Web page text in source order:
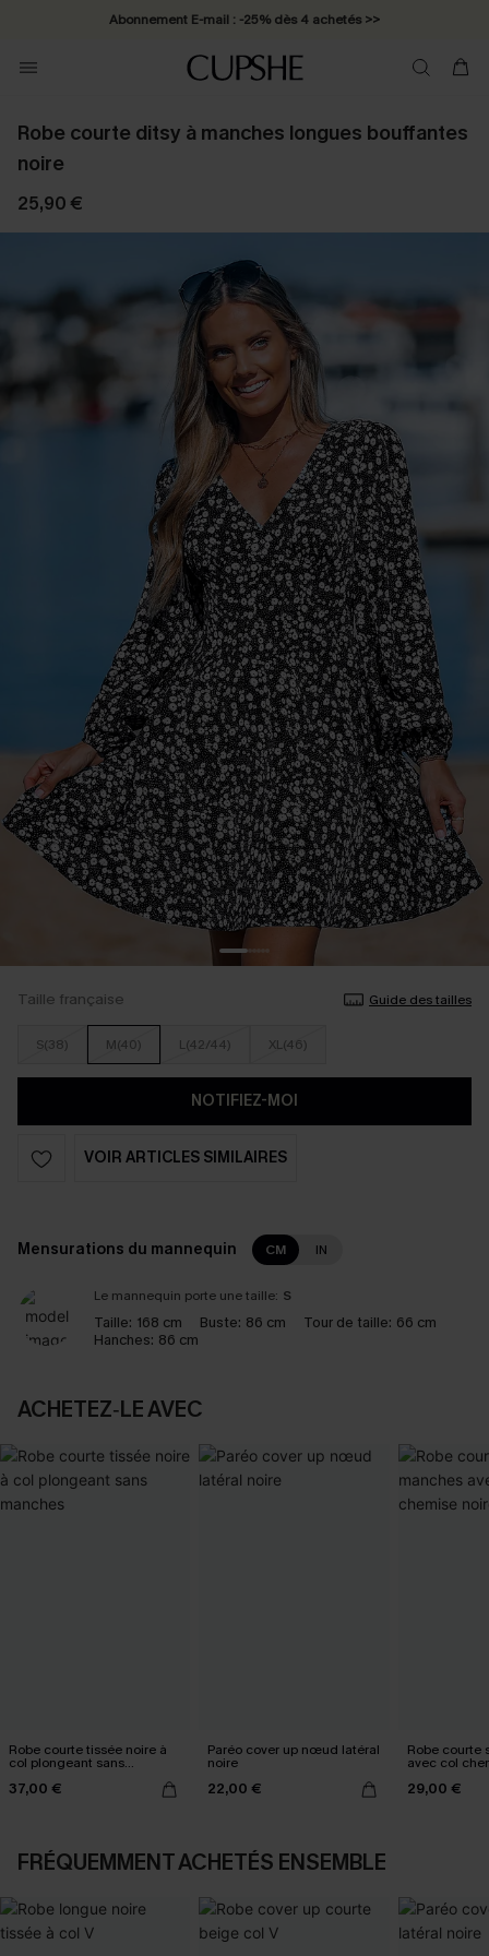
Abonnement E-mail : -25% dès 4 achetés >>
Robe courte ditsy à manches longues bouffantes
noire
25,90 €
Taille française Guide des tailles
S(38) M(40) L(42/44) XL(46)
NOTIFIEZ-MOI
VOIR ARTICLES SIMILAIRES
Mensurations du mannequin CM IN
Le mannequin porte une taille: S
Taille: 168 cm Buste: 86 cm Tour de taille: 66 cm
Hanches: 86 cm
ACHETEZ‑LE AVEC
Robe courte tissée noire à
col plongeant sans
manches
37,00 €
Paréo cover up nœud latéral
noire
22,00 €
Robe courte
avec col
29,00 €
FRÉQUEMMENT ACHETÉS ENSEMBLE